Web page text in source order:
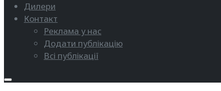
Дилери
Контакт
Реклама у нас
Додати публікацію
Всі публікації